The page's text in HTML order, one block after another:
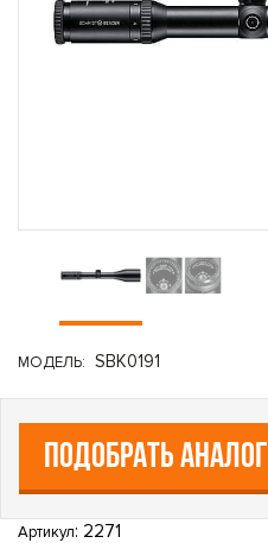
МОДЕЛЬ: SBK0191
ПОДОБРАТЬ АНАЛОГ
Артикул: 2271